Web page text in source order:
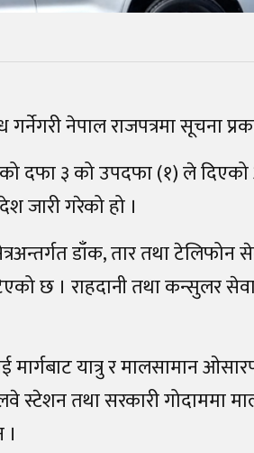
नेपाल राजपत्रमा सूचना
३ को उपदफा (१) ले दिएको
जारी गरेको हो ।
डाँक, तार तथा टेलिफोन
छ । राहदानी तथा कन्सुलर
यात्रु र मालसामान
स्टेशन तथा सरकारी गोदाममा